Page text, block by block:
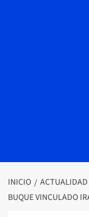
INICIO ACTUALIDAD
BUQUE VINCULADO